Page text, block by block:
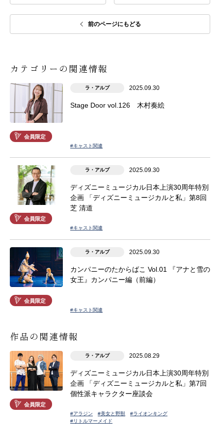
前のページにもどる
カテゴリーの関連情報
会員限定
ラ・アルプ 2025.09.30
Stage Door vol.126 木村奏絵
#キャスト関連
会員限定
ラ・アルプ 2025.09.30
ディズニーミュージカル日本上演30周年特別
企画 「ディズニーミュージカルと私」第8回
芝 清道
#キャスト関連
会員限定
ラ・アルプ 2025.09.30
カンパニーのたからばこ Vol.01 『アナと雪の
女王』カンパニー編（前編）
#キャスト関連
作品の関連情報
会員限定
ラ・アルプ 2025.08.29
ディズニーミュージカル日本上演30周年特別
企画 「ディズニーミュージカルと私」第7回
個性派キャラクター座談会
#アラジン #美女と野獣
#ライオンキング
#リトルマーメイド